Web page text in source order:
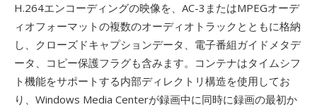
H.264エンコーディングの映像を、AC-3またはMPEGオーデ
ィオフォーマットの複数のオーディオトラックとともに格納
し、クローズドキャプションデータ、電子番組ガイドメタデ
ータ、コピー保護フラグも含みます。コンテナはタイムシフ
ト機能をサポートする内部ディレクトリ構造を使用してお
り、Windows Media Centerが録画中に同時に録画の最初か